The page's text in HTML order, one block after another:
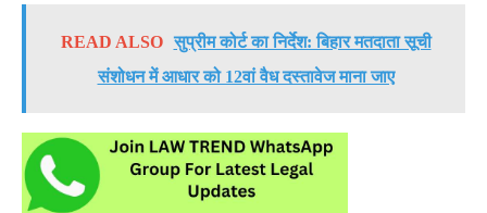
READ ALSO सुप्रीम कोर्ट का निर्देश: बिहार मतदाता सूची
संशोधन में आधार को 12वां वैध दस्तावेज माना जाए